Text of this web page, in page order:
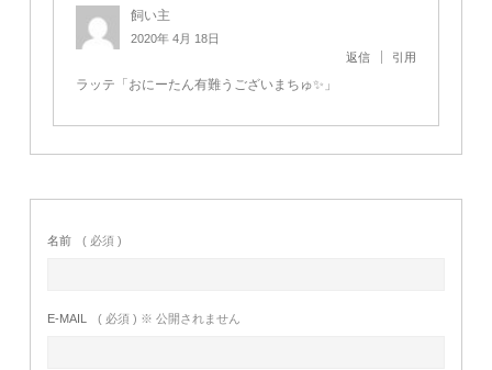
飼い主
2020年 4月 18日
返信
引用
ラッテ「おにーたん有難うございまちゅ✨」
名前 ( 必須 )
E-MAIL ( 必須 ) ※ 公開されません